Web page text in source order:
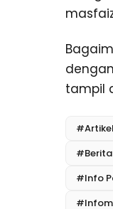
tampil
#Berita
#Info